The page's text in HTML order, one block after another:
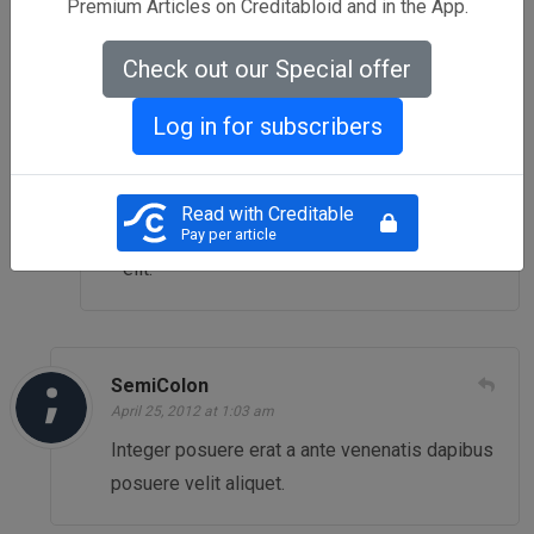
Premium Articles on Creditabloid and in the App.
Check out our Special offer
Log in for subscribers
Read with Creditable
Pay per article
erat a ante venenatis dapibus posuere velit
SemiColon
April 25, 2012 at 1:03 am
Nullam id dolor id nibh ultricies vehicula ut id
elit.
SemiColon
April 25, 2012 at 1:03 am
Integer posuere erat a ante venenatis dapibus
posuere velit aliquet.